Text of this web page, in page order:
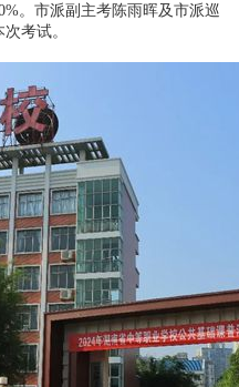
。市派副主考陈雨晖及市派巡
考试。